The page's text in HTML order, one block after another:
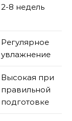
2-8 недель
Регулярное
увлажнение
Высокая при
правильной
подготовке